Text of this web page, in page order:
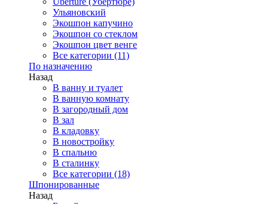
Ульяновский
Экошпон капучино
Экошпон со стеклом
Экошпон цвет венге
Все категории (11)
По назначению
Назад
В ванну и туалет
В ванную комнату
В загородный дом
В зал
В кладовку
В новостройку
В спальню
В сталинку
Все категории (18)
Шпонированные
Назад